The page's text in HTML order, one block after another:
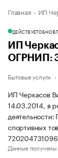
Главная ИП
ДЕЙСТВУЕТ
ИП
ОГРНИП:
Бытовые услуги
ИП Черкасов
14.03.2014, в
спортивных
Данные получены